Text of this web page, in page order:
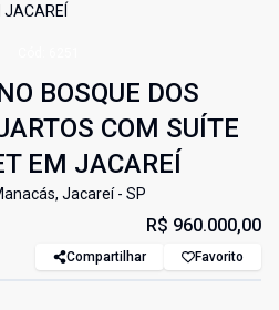
BOSQUE DOS
COM SUÍTE
EM JACAREÍ
Jacareí - SP
R$ 960.000,00
Compartilhar Favorito